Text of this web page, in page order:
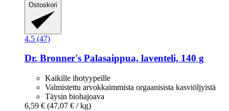
Ostoskori
4.5 (47)
Dr. Bronner's Palasaippua, laventeli, 140 g
Kaikille ihotyypeille
Valmistettu arvokkaimmista orgaanisista kasviöljyistä
Täysin biohajoava
6,59 € (47,07 € / kg)